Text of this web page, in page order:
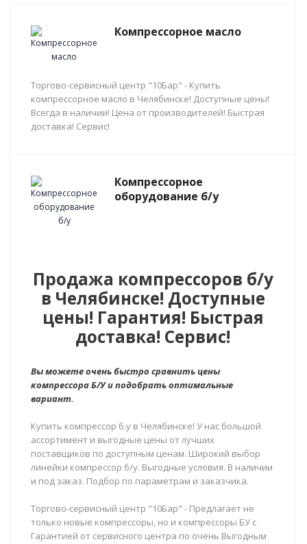
Компрессорное масло
Торгово-сервисный центр "10Бар" - Купить
компрессорное масло в Челябинске! Доступные цены!
Всегда в наличии! Цена от производителей! Быстрая
доставка! Сервис!
Компрессорное
оборудование б/у
Продажа компрессоров б/у
в Челябинске! Доступные
цены! Гарантия! Быстрая
доставка! Сервис!
Вы можете очень быстро сравнить цены
компрессора Б/У и подобрать оптимальные
вариант.
Купить компрессор б.у в Челябинске! У нас большой
ассортимент и выгодные цены от лучших
поставщиков по доступным ценам. Широкий выбор
линейки компрессор б/у. Выгодные условия. В наличии
и под заказ. Подбор по параметрам и заказчика.
Торгово-сервисный центр "10Бар" - Предлагает не
только новые компрессоры, но и компрессоры БУ с
Гарантией от сервисного центра по очень Выгодным